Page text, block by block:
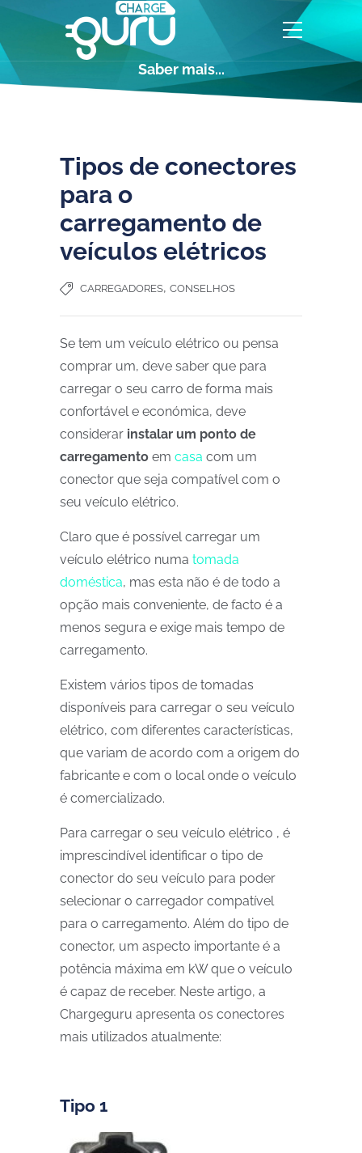
Saber mais...
Tipos de conectores
para o
carregamento de
veículos elétricos
CARREGADORES, CONSELHOS
Se tem um veículo elétrico ou pensa
comprar um, deve saber que para
carregar o seu carro de forma mais
confortável e económica, deve
considerar instalar um ponto de
carregamento em casa com um
conector que seja compatível com o
seu veículo elétrico.
Claro que é possível carregar um
veículo elétrico numa tomada
doméstica, mas esta não é de todo a
opção mais conveniente, de facto é a
menos segura e exige mais tempo de
carregamento.
Existem vários tipos de tomadas
disponíveis para carregar o seu veículo
elétrico, com diferentes características,
que variam de acordo com a origem do
fabricante e com o local onde o veículo
é comercializado.
Para carregar o seu veículo elétrico , é
imprescindível identificar o tipo de
conector do seu veículo para poder
selecionar o carregador compatível
para o carregamento. Além do tipo de
conector, um aspecto importante é a
potência máxima em kW que o veículo
é capaz de receber. Neste artigo, a
Chargeguru apresenta os conectores
mais utilizados atualmente:
Tipo 1